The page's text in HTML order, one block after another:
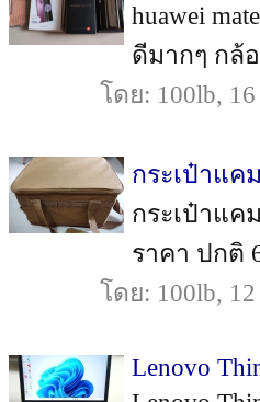
huawei
ดีมากๆ กล้
โดย: 100lb,
กระเป๋าแค
กระเป๋าแค
ราคา ปกติ
โดย: 100lb,
Lenovo